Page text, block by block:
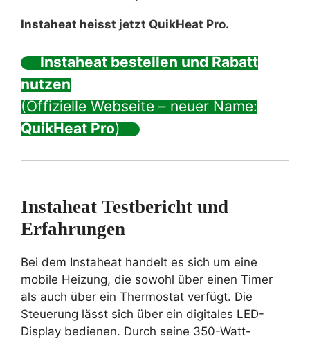
Instaheat heisst jetzt QuikHeat Pro.
Instaheat bestellen und Rabatt
nutzen
(Offizielle Webseite – neuer Name:
QuikHeat Pro)
Instaheat Testbericht und
Erfahrungen
Bei dem Instaheat handelt es sich um eine
mobile Heizung, die sowohl über einen Timer
als auch über ein Thermostat verfügt. Die
Steuerung lässt sich über ein digitales LED-
Display bedienen. Durch seine 350-Watt-